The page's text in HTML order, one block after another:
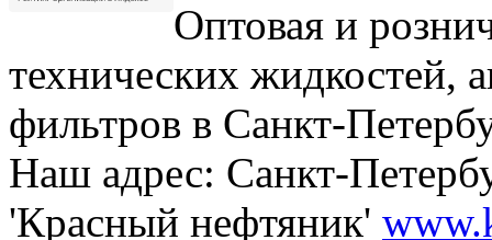
Оптовая и
технических жидкостей,
фильтров в Санкт-
Наш адрес: Санкт-
'Красный нефтяник'